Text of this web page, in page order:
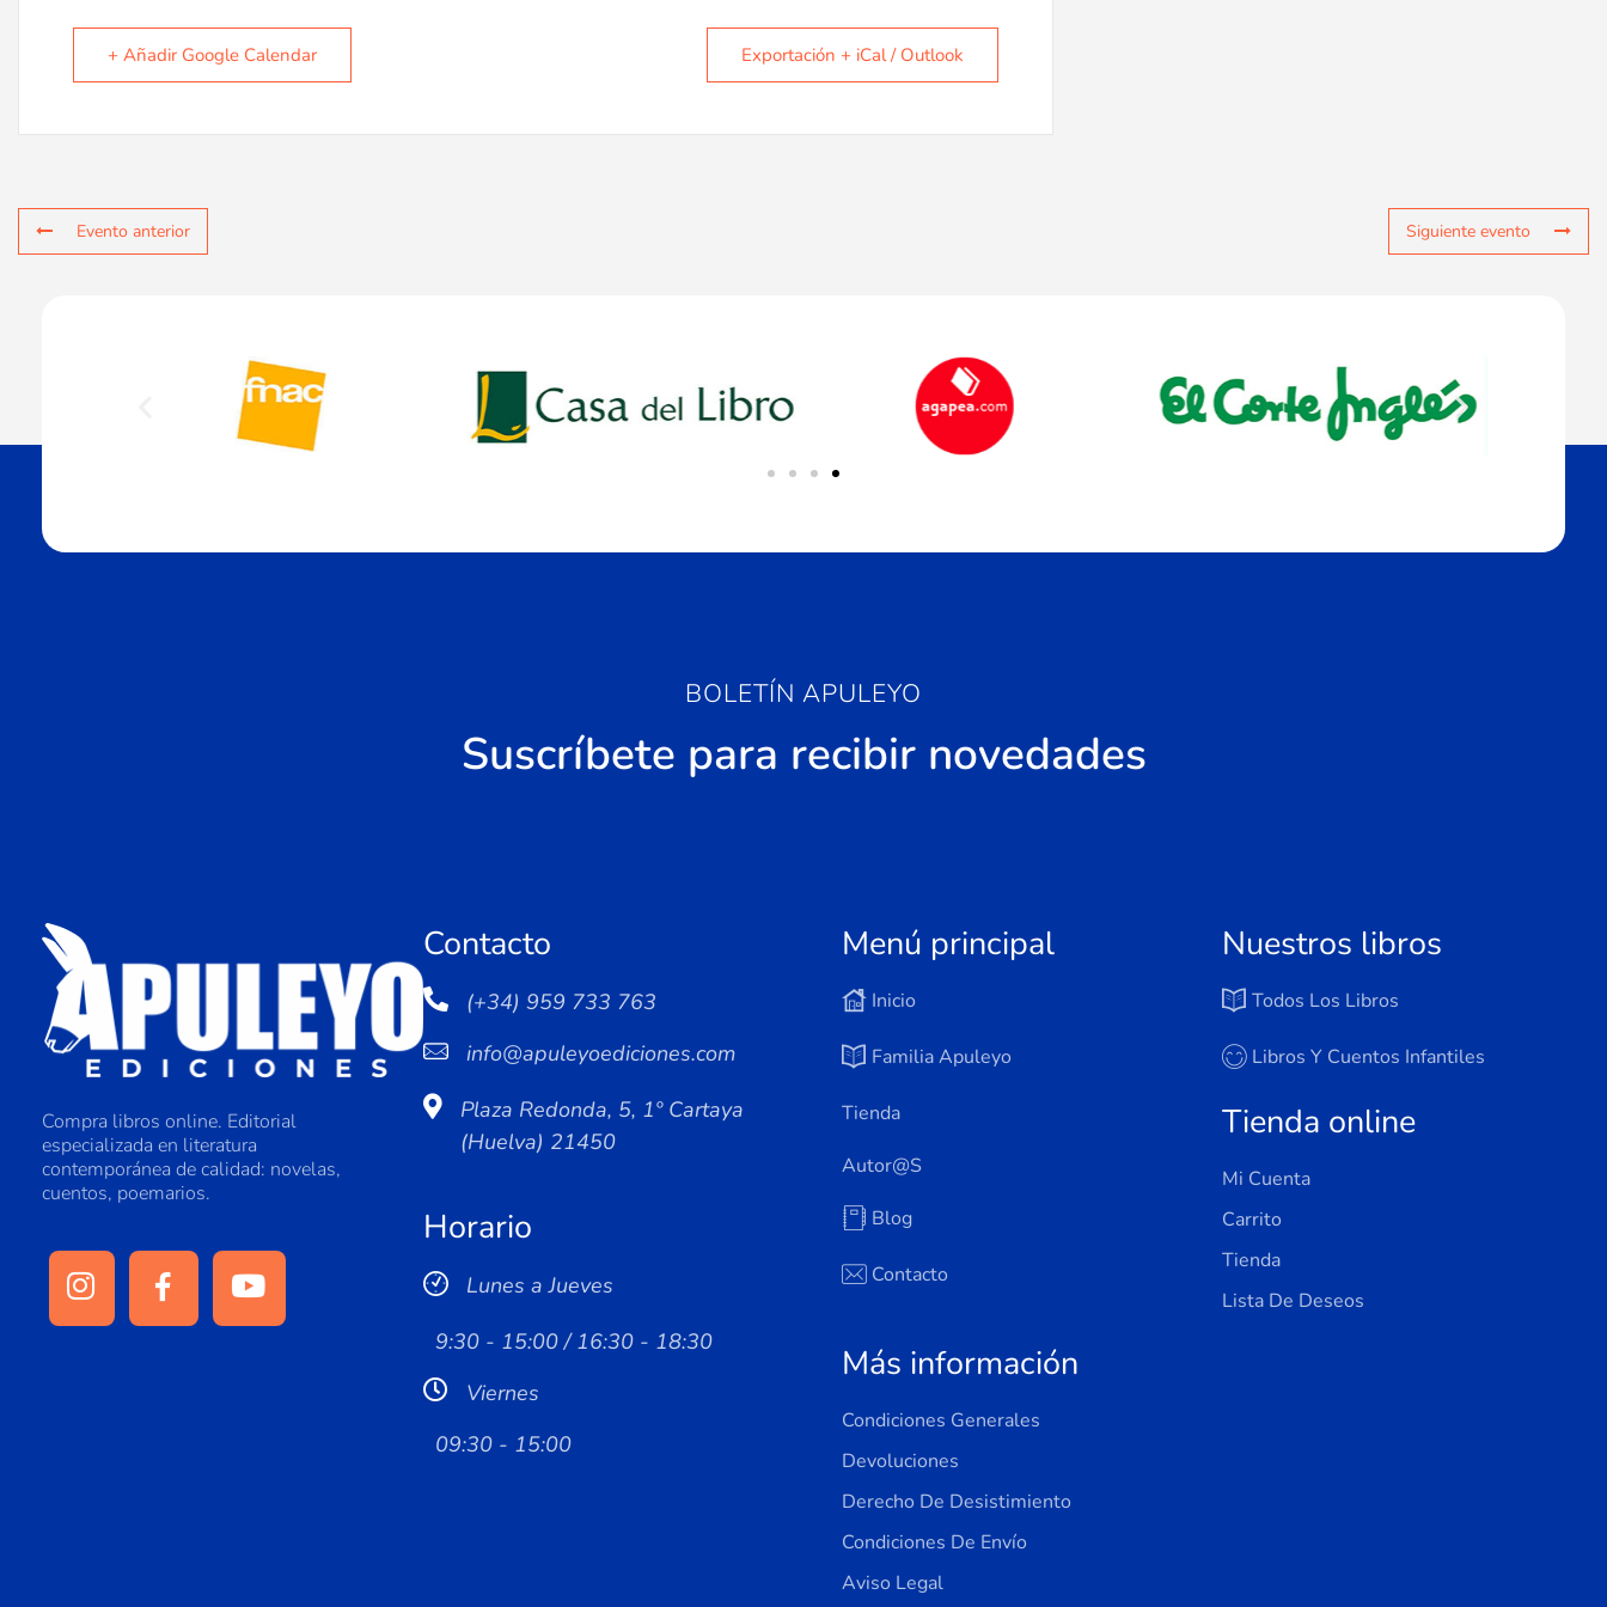
+ Añadir Google Calendar Exportación + iCal / Outlook
Evento anterior Siguiente evento
BOLETÍN APULEYO
Suscríbete para recibir novedades
Compra libros online. Editorial
especializada en literatura
contemporánea de calidad: novelas,
cuentos, poemarios.
Contacto
(+34) 959 733 763
info@apuleyoediciones.com
Plaza Redonda, 5, 1º Cartaya
(Huelva) 21450
Horario
Lunes a Jueves
9:30 - 15:00 / 16:30 - 18:30
Viernes
09:30 - 15:00
Menú principal
Inicio
Familia Apuleyo
Tienda
Autor@s
Blog
Contacto
Más información
Condiciones Generales
Devoluciones
Derecho De Desistimiento
Condiciones De Envío
Aviso Legal
Nuestros libros
Todos Los Libros
Libros Y Cuentos Infantiles
Tienda online
Mi Cuenta
Carrito
Tienda
Lista De Deseos